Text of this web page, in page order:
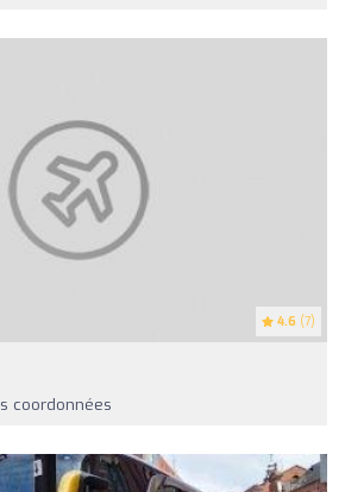
4.6 (7)
coordonnées